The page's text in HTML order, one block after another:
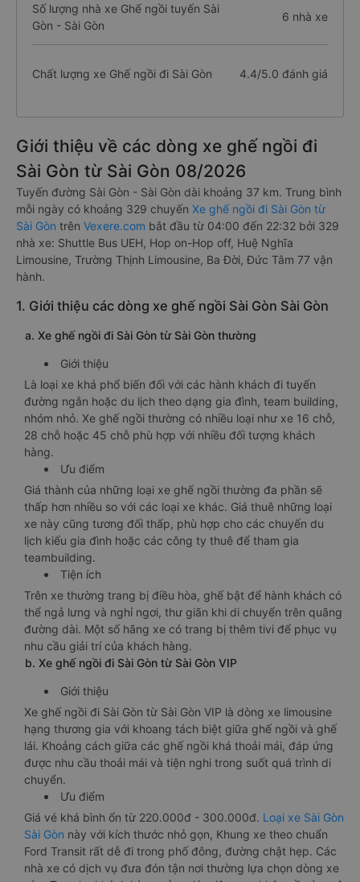
Số lượng nhà xe Ghế ngồi tuyến Sài
Gòn - Sài Gòn
6 nhà xe
Chất lượng xe Ghế ngồi đi Sài Gòn 4.4/5.0 đánh giá
Giới thiệu về các dòng xe ghế ngồi đi
Sài Gòn từ Sài Gòn 08/2026
Tuyến đường Sài Gòn - Sài Gòn dài khoảng 37 km. Trung bình
mỗi ngày có khoảng 329 chuyến Xe ghế ngồi đi Sài Gòn từ
Sài Gòn trên Vexere.com bắt đầu từ 04:00 đến 22:32 bởi 329
nhà xe: Shuttle Bus UEH, Hop on-Hop off, Huệ Nghĩa
Limousine, Trường Thịnh Limousine, Ba Đời, Đức Tâm 77 vận
hành.
1. Giới thiệu các dòng xe ghế ngồi Sài Gòn Sài Gòn
a. Xe ghế ngồi đi Sài Gòn từ Sài Gòn thường
Giới thiệu
Là loại xe khá phổ biến đối với các hành khách đi tuyến
đường ngắn hoặc du lịch theo dạng gia đình, team building,
nhóm nhỏ. Xe ghế ngồi thường có nhiều loại như xe 16 chỗ,
28 chỗ hoặc 45 chỗ phù hợp với nhiều đối tượng khách
hàng.
Ưu điểm
Giá thành của những loại xe ghế ngồi thường đa phần sẽ
thấp hơn nhiều so với các loại xe khác. Giá thuê những loại
xe này cũng tương đối thấp, phù hợp cho các chuyến du
lịch kiểu gia đình hoặc các công ty thuê để tham gia
teambuilding.
Tiện ích
Trên xe thường trang bị điều hòa, ghế bật để hành khách có
thể ngả lưng và nghỉ ngơi, thư giãn khi di chuyển trên quãng
đường dài. Một số hãng xe có trang bị thêm tivi để phục vụ
nhu cầu giải trí của khách hàng.
b. Xe ghế ngồi đi Sài Gòn từ Sài Gòn VIP
Giới thiệu
Xe ghế ngồi đi Sài Gòn từ Sài Gòn VIP là dòng xe limousine
hạng thương gia với khoang tách biệt giữa ghế ngồi và ghế
lái. Khoảng cách giữa các ghế ngồi khá thoải mái, đáp ứng
được nhu cầu thoải mái và tiện nghi trong suốt quá trình di
chuyển.
Ưu điểm
Giá vé khá bình ổn từ 220.000đ - 300.000đ. Loại xe Sài Gòn
Sài Gòn này với kích thước nhỏ gọn, Khung xe theo chuẩn
Ford Transit rất dễ đi trong phố đông, đường chật hẹp. Các
nhà xe có dịch vụ đưa đón tận nơi thường lựa chọn dòng xe